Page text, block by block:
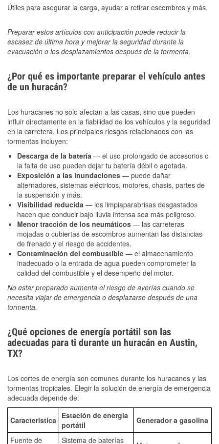
Útiles para asegurar la carga, ayudar a retirar escombros y más.
Preparar estos artículos con anticipación puede reducir la
escasez de última hora y mejorar la seguridad durante la
evacuación o los desplazamientos después de la tormenta.
¿Por qué es importante preparar el vehículo antes
de un huracán?
Los huracanes no solo afectan a las casas, sino que pueden
influir directamente en la fiabilidad de los vehículos y la seguridad
en la carretera. Los principales riesgos relacionados con las
tormentas incluyen:
Descarga de la batería — el uso prolongado de accesorios o
la falta de uso pueden dejar tu batería débil o agotada.
Exposición a las inundaciones — puede dañar
alternadores, sistemas eléctricos, motores, chasis, partes de
la suspensión y más.
Visibilidad reducida — los limpiaparabrisas desgastados
hacen que conducir bajo lluvia intensa sea más peligroso.
Menor tracción de los neumáticos — las carreteras
mojadas o cubiertas de escombros aumentan las distancias
de frenado y el riesgo de accidentes.
Contaminación del combustible — el almacenamiento
inadecuado o la entrada de agua pueden comprometer la
calidad del combustible y el desempeño del motor.
No estar preparado aumenta el riesgo de averías cuando se
necesita viajar de emergencia o desplazarse después de una
tormenta.
¿Qué opciones de energía portátil son las
adecuadas para ti durante un huracán en Austin,
TX?
Los cortes de energía son comunes durante los huracanes y las
tormentas tropicales. Elegir la solución de energía de emergencia
adecuada depende de:
Característica
Estación de energía
portátil
Generador a gasolina
Fuente de Sistema de baterías